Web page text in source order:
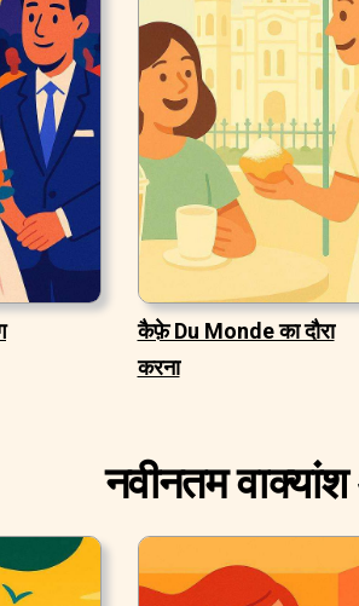
कैफ़े Du Monde का दौरा
करना
नवीनतम वाक्यांश